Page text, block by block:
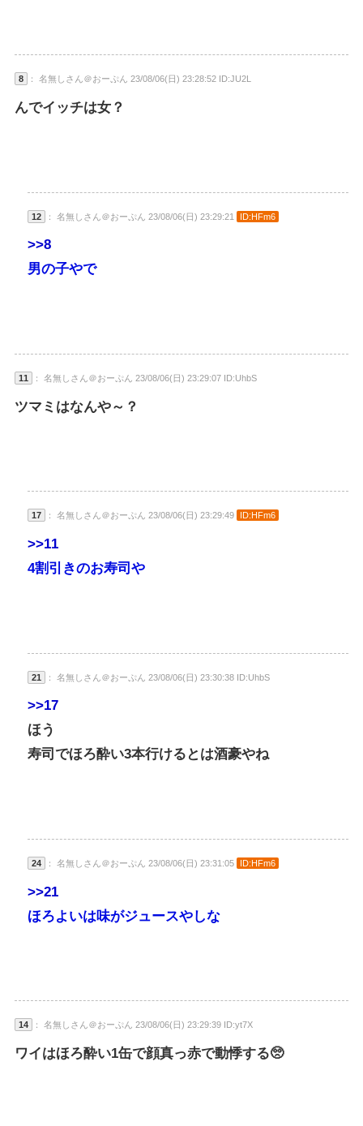
8 ： 名無しさん＠おーぷん 23/08/06(日) 23:28:52 ID:JU2L
んでイッチは女？
12 ： 名無しさん＠おーぷん 23/08/06(日) 23:29:21 ID:HFm6
>>8
男の子やで
11 ： 名無しさん＠おーぷん 23/08/06(日) 23:29:07 ID:UhbS
ツマミはなんや～？
17 ： 名無しさん＠おーぷん 23/08/06(日) 23:29:49 ID:HFm6
>>11
4割引きのお寿司や
21 ： 名無しさん＠おーぷん 23/08/06(日) 23:30:38 ID:UhbS
>>17
ほう
寿司でほろ酔い3本行けるとは酒豪やね
24 ： 名無しさん＠おーぷん 23/08/06(日) 23:31:05 ID:HFm6
>>21
ほろよいは味がジュースやしな
14 ： 名無しさん＠おーぷん 23/08/06(日) 23:29:39 ID:yt7X
ワイはほろ酔い1缶で顔真っ赤で動悸する🥺